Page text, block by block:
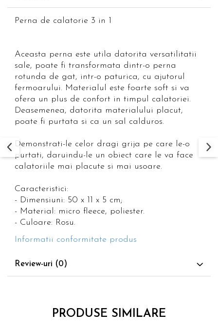
Perna de calatorie 3 in 1
Aceasta perna este utila datorita versatilitatii
sale, poate fi transformata dintr-o perna
rotunda de gat, intr-o paturica, cu ajutorul
fermoarului. Materialul este foarte soft si va
ofera un plus de confort in timpul calatoriei.
Deasemenea, datorita materialului placut,
poate fi purtata si ca un sal calduros.
Demonstrati-le celor dragi grija pe care le-o
purtati, daruindu-le un obiect care le va face
calatoriile mai placute si mai usoare.
Caracteristici:
- Dimensiuni: 50 x 11 x 5 cm;
- Material: micro fleece, poliester.
- Culoare: Rosu.
Informatii conformitate produs
Review-uri (0)
PRODUSE SIMILARE